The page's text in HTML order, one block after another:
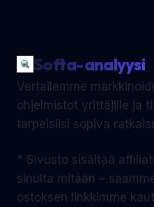
Softa-analyysi
Vertailemme
ohjelmistot yrittäjille ja
tarpeisiisi sopiva
* Sivusto sisältää
sinulta mitään –
ostoksen linkkimme